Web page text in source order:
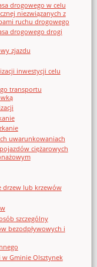
drogowego w celu
niezwiązanych z
ruchu drogowego
drogowego drogi
zjazdu
inwestycji celu
transportu
uwarunkowaniach
ciężarowych
drzew lub krzewów
szczególny
bezodpływowych i
w Gminie Olsztynek